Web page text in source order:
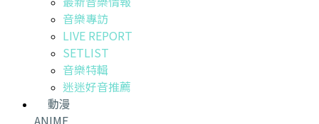
音樂專訪
LIVE REPORT
SETLIST
音樂特輯
迷迷好音推薦
動漫
ANIME